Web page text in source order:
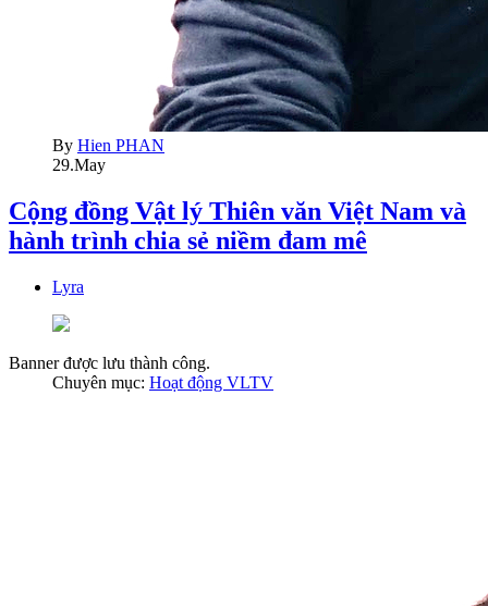
By Hien PHAN
29.May
Cộng đồng Vật lý Thiên văn Việt Nam và
hành trình chia sẻ niềm đam mê
Lyra
Banner được lưu thành công.
Chuyên mục: Hoạt động VLTV